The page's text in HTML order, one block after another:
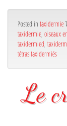
Posted in taxidermie
taxidermie oiseaux
taxidermied
tétras taxidermiés
Le